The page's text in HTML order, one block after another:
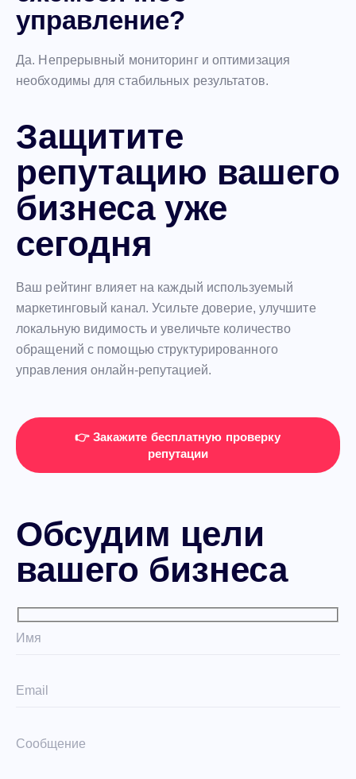
управление?
Да. Непрерывный мониторинг и оптимизация
необходимы для стабильных результатов.
Защитите
репутацию вашего
бизнеса уже
сегодня
Ваш рейтинг влияет на каждый используемый
маркетинговый канал. Усильте доверие, улучшите
локальную видимость и увеличьте количество
обращений с помощью структурированного
управления онлайн-репутацией.
👉 Закажите бесплатную проверку
репутации
Обсудим цели
вашего бизнеса